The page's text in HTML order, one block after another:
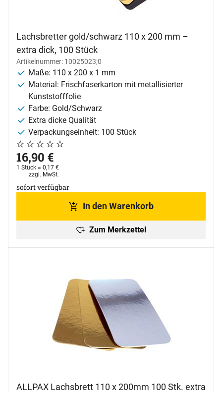
Lachsbretter gold/schwarz 110 x 200 mm –
extra dick, 100 Stück
Artikelnummer: 10025023;0
Maße: 110 x 200 x 1 mm
Material: Frischfaserkarton mit metallisierter
Kunststofffolie
Farbe: Gold/Schwarz
Extra dicke Qualität
Verpackungseinheit: 100 Stück
Noch keine Bewertungen abgegeben
0 Bewertungen
16,90 €
1 Stück = 0,17 €
Steuerhinweis:
zzgl. MwSt.
sofort verfügbar
In den Warenkorb
Zum Merkzettel
ALLPAX Lachsbrett 110 x 200mm 100 Stk. extra